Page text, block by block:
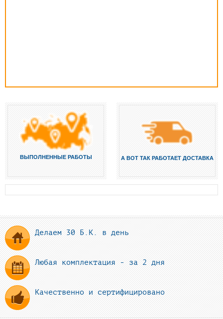
ВЫПОЛНЕННЫЕ РАБОТЫ А ВОТ ТАК РАБОТАЕТ ДОСТАВКА
Делаем 30 Б.К. в день
Любая комплектация - за 2 дня
Качественно и сертифицировано